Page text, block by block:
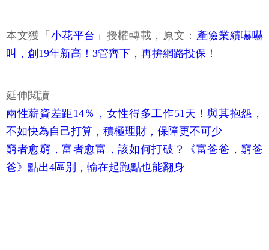
本文獲「 小花平台 」授權轉載，原文： 產險業績嚇嚇
叫，創19年新高！3管齊下，再拚網路投保！
延伸閱讀
兩性薪資差距14％，女性得多工作51天！與其抱怨，
不如快為自己打算，積極理財，保障更不可少
窮者愈窮，富者愈富，該如何打破？《富爸爸，窮爸
爸》點出4區別，輸在起跑點也能翻身